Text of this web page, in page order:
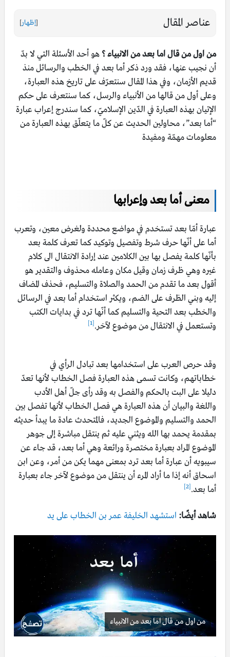
عناصر المقال [إظهار]
من اول من قال اما بعد من الانبياء ؟ هو أحد الأسئلة التي لا بدّ
أن نجيب عنها، فقد ورد ذكر أما بعد في الخطب والرسائل منذ
قديم الأزمان، وفي هذا المقال سنتعرّف على تاريخ هذه العبارة،
وعلى أول من قالها من الأنبياء والرسل، كما سنتعرف على حكم
الإتيان بهذه العبارة في الدّين الإسلاميّ، كما سندرج إعراب عبارة
“أما بعد”، محاولين الحديث عن كلّ ما يتعلّق بهذه العبارة من
معلومات مهمّة ومفيدة
معنى أما بعد وإعرابها
عبارة أمّا بعد تستخدم في مواضع محددة ولغرض معين، وتعرب
أما على أنّها حرف شرط وتفصيل وتوكيد كما تعرف كلمة بعد
بأنّها كلمة يفصل بها بين الكلامين عند إرادة الانتقال الى كلام
غيره وهي ظرف زمان وقيل مكان وعامله محذوف والتقدير هو
أقول بعد ما تقدم من الحمد والصلاة والتسليم، فحذف المضاف
إليه وبني الظرف على الضم، ويكثر استخدام أما بعد في الرسائل
والخطب بعد التحية والتسليم كما أنّها ترد في بدايات الكتب
وتستعمل في الانتقال من موضوع لآخر.[1]
وقد حرص العرب على استخدامها بعد تبادل الرأي في
خطاباتهم، وكانت تسمى هذه العبارة فصل الخطاب لأنها تعدّ
دليلا على البت بالحكم والفصل به وقد رأى جلّ أهل الأدب
واللغة والبيان أن هذه العبارة هي فصل الخطاب لأنها تفصل بين
الحمد والتسليم والموضوع الجديد، فالمتحدث عادة ما يبدأ حديثه
بمقدمة يحمد بها الله ويثني عليه ثم ينتقل مباشرة إلى جوهر
الموضوع المراد بعبارة مختصرة ورائعة وهي أما بعد، قد جاء عن
سيبويه أن عبارة أما بعد ترد بمعنى مهما يكن من أمر، وعن ابن
اسحاق أنه إذا ما أراد المرء أن ينتقل من موضوع لآخر جاء بعبارة
أما بعد.[2]
شاهد أيضًا: استشهد الخليفة عمر بن الخطاب على يد
من اول من قال اما بعد من الانبياء